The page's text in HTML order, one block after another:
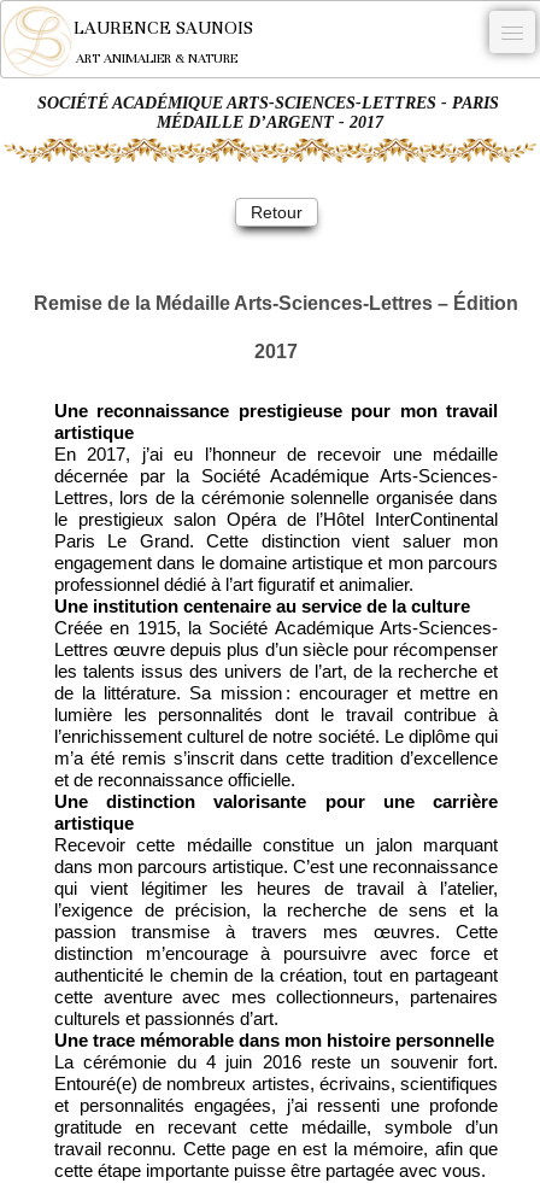
LAURENCE SAUNOIS
ART ANIMALIER & NATURE
NYMPHEUS LUMINANSIS.
COMMANDE
CONTACT
Français
0
SOCIÉTÉ ACADÉMIQUE ARTS-SCIENCES-LETTRES - PARIS
MÉDAILLE D’ARGENT - 2017
Retour
Remise de la Médaille Arts-Sciences-Lettres – Édition
2017
Une reconnaissance prestigieuse pour mon travail
artistique
En 2017, j’ai eu l’honneur de recevoir une médaille
décernée par la Société Académique Arts-Sciences-
Lettres, lors de la cérémonie solennelle organisée dans
le prestigieux salon Opéra de l’Hôtel InterContinental
Paris Le Grand. Cette distinction vient saluer mon
engagement dans le domaine artistique et mon parcours
professionnel dédié à l’art figuratif et animalier.
Une institution centenaire au service de la culture
Créée en 1915, la Société Académique Arts-Sciences-
Lettres œuvre depuis plus d’un siècle pour récompenser
les talents issus des univers de l’art, de la recherche et
de la littérature. Sa mission : encourager et mettre en
lumière les personnalités dont le travail contribue à
l’enrichissement culturel de notre société. Le diplôme qui
m’a été remis s’inscrit dans cette tradition d’excellence
et de reconnaissance officielle.
Une distinction valorisante pour une carrière
artistique
Recevoir cette médaille constitue un jalon marquant
dans mon parcours artistique. C’est une reconnaissance
qui vient légitimer les heures de travail à l’atelier,
l’exigence de précision, la recherche de sens et la
passion transmise à travers mes œuvres. Cette
distinction m’encourage à poursuivre avec force et
authenticité le chemin de la création, tout en partageant
cette aventure avec mes collectionneurs, partenaires
culturels et passionnés d’art.
Une trace mémorable dans mon histoire personnelle
La cérémonie du 4 juin 2016 reste un souvenir fort.
Entouré(e) de nombreux artistes, écrivains, scientifiques
et personnalités engagées, j’ai ressenti une profonde
gratitude en recevant cette médaille, symbole d’un
travail reconnu. Cette page en est la mémoire, afin que
cette étape importante puisse être partagée avec vous.